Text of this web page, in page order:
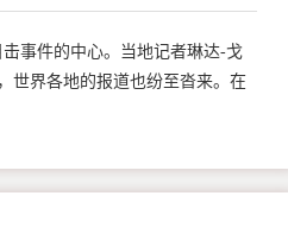
事件的中心。当地记者琳达-戈
世界各地的报道也纷至沓来。在